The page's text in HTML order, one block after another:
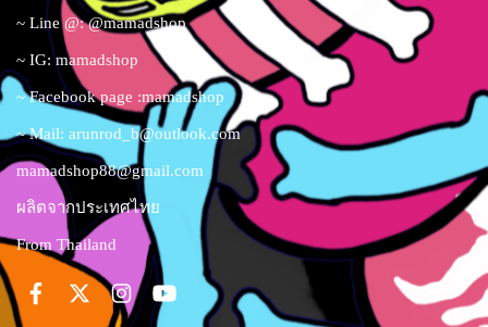
~ Line @: @mamadshop
~ IG: mamadshop
~ Facebook page :mamadshop
~ Mail: arunrod_b@outlook.com
mamadshop88@gmail.com
ผลิตจากประเทศไทย
From Thailand